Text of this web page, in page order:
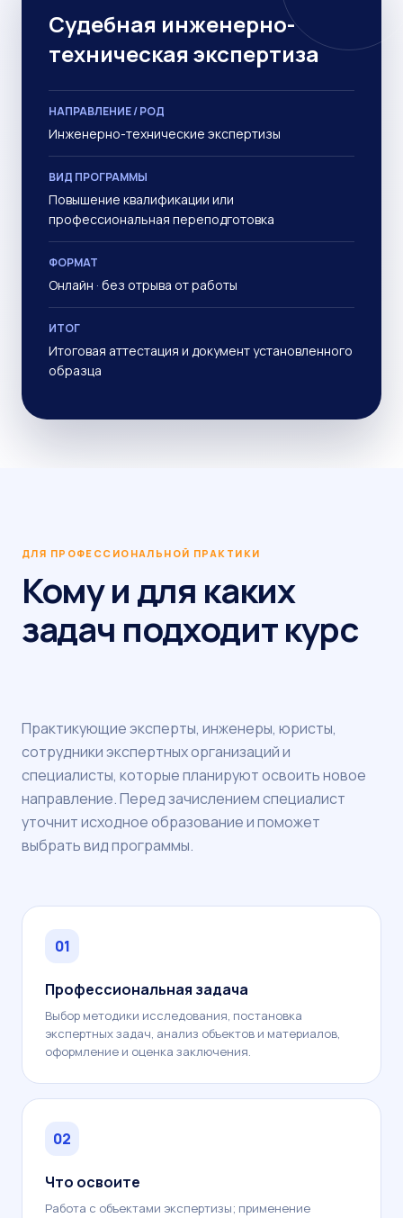
Судебная инженерно-
техническая экспертиза
НАПРАВЛЕНИЕ / РОД
Инженерно-технические экспертизы
ВИД ПРОГРАММЫ
Повышение квалификации или
профессиональная переподготовка
ФОРМАТ
Онлайн · без отрыва от работы
ИТОГ
Итоговая аттестация и документ установленного
образца
ДЛЯ ПРОФЕССИОНАЛЬНОЙ ПРАКТИКИ
Кому и для каких
задач подходит курс
Практикующие эксперты, инженеры, юристы,
сотрудники экспертных организаций и
специалисты, которые планируют освоить новое
направление. Перед зачислением специалист
уточнит исходное образование и поможет
выбрать вид программы.
01
Профессиональная задача
Выбор методики исследования, постановка
экспертных задач, анализ объектов и материалов,
оформление и оценка заключения.
02
Что освоите
Работа с объектами экспертизы; применение